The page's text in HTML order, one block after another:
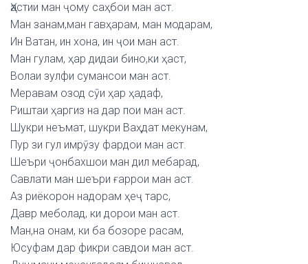
Ҳастии ман ҷому саҳбои ман аст.
Ман занам,ман гавҳарам, ман модарам,
Ин Ватан, ин хона, ин ҷои ман аст.
Ман гулам, ҳар дидаи бино,ки ҳаст,
Волаи зулфи сумансои ман аст.
Меравам озод сӯи ҳар ҳадаф,
Риштаи ҳаргиз на дар пои ман аст.
Шукри неъмат, шукри Ваҳдат мекунам,
Пур зи гул имрӯзу фардои ман аст.
Шеъри ҷонбахшои ман дил мебарад,
Савлати ман шеъри ғаррои ман аст.
Аз риёкорон надорам ҳеҷ тарс,
Давр меболад, ки дорои ман аст.
Ман,на онам, ки ба бозоре расам,
Юсуфам дар фикри савдои ман аст.